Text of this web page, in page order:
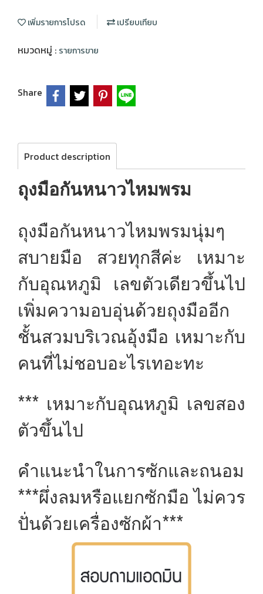
เพิ่มรายการโปรด เปรียบเทียบ
หมวดหมู่ : รายการขาย
Share
Product description
ถุงมือกันหนาวไหมพรม
ถุงมือกันหนาวไหมพรมนุ่มๆ
สบายมือ สวยทุกสีค่ะ เหมาะ
กับอุณหภูมิ เลขตัวเดียวขึ้นไป
เพิ่มความอบอุ่นด้วยถุงมืออีก
ชั้นสวมบริเวณอุ้งมือ เหมาะกับ
คนที่ไม่ชอบอะไรเทอะทะ
*** เหมาะกับอุณหภูมิ เลขสอง
ตัวขึ้นไป
คำแนะนำในการซักและถนอม
***ผึ่งลมหรือแยกซักมือ ไม่ควร
ปั่นด้วยเครื่องซักผ้า***